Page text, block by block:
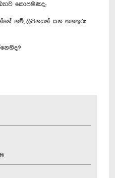
කොපමණද;
නම්, ලිපිනයන් සහ තනතුරු